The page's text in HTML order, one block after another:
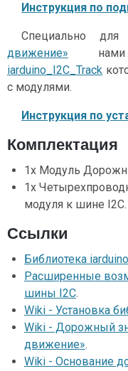
Инструкция по
Специально
движение» нами
iarduino_I2C_Track
с модулями.
Инструкция по
Комплектация
1x Модуль
1x
модуля к шине I2C.
Ссылки
Библиотека
Расширенные
шины I2C.
Wiki - Установка
Wiki - Дорожный
движение».
Wiki - Основание